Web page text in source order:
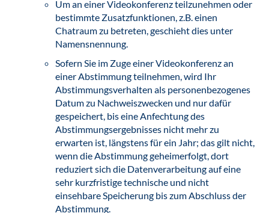
Um an einer Videokonferenz teilzunehmen oder
bestimmte Zusatzfunktionen, z.B. einen
Chatraum zu betreten, geschieht dies unter
Namensnennung.
Sofern Sie im Zuge einer Videokonferenz an
einer Abstimmung teilnehmen, wird Ihr
Abstimmungsverhalten als personenbezogenes
Datum zu Nachweiszwecken und nur dafür
gespeichert, bis eine Anfechtung des
Abstimmungsergebnisses nicht mehr zu
erwarten ist, längstens für ein Jahr; das gilt nicht,
wenn die Abstimmung geheimerfolgt, dort
reduziert sich die Datenverarbeitung auf eine
sehr kurzfristige technische und nicht
einsehbare Speicherung bis zum Abschluss der
Abstimmung.